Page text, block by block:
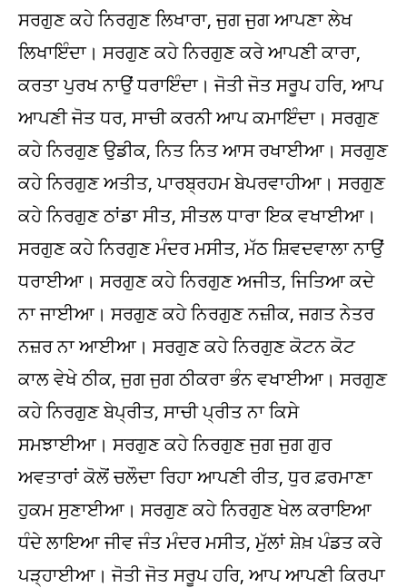
ਸਰਗੁਣ ਕਹੇ ਨਿਰਗੁਣ ਲਿਖਾਰਾ, ਜੁਗ ਜੁਗ ਆਪਣਾ ਲੇਖ
ਲਿਖਾਇੰਦਾ। ਸਰਗੁਣ ਕਹੇ ਨਿਰਗੁਣ ਕਰੇ ਆਪਣੀ ਕਾਰਾ,
ਕਰਤਾ ਪੁਰਖ ਨਾਉਂ ਧਰਾਇੰਦਾ। ਜੋਤੀ ਜੋਤ ਸਰੂਪ ਹਰਿ, ਆਪ
ਆਪਣੀ ਜੋਤ ਧਰ, ਸਾਚੀ ਕਰਨੀ ਆਪ ਕਮਾਇੰਦਾ। ਸਰਗੁਣ
ਕਹੇ ਨਿਰਗੁਣ ਉਡੀਕ, ਨਿਤ ਨਿਤ ਆਸ ਰਖਾਈਆ। ਸਰਗੁਣ
ਕਹੇ ਨਿਰਗੁਣ ਅਤੀਤ, ਪਾਰਬ੍ਰਹਮ ਬੇਪਰਵਾਹੀਆ। ਸਰਗੁਣ
ਕਹੇ ਨਿਰਗੁਣ ਠਾਂਡਾ ਸੀਤ, ਸੀਤਲ ਧਾਰਾ ਇਕ ਵਖਾਈਆ।
ਸਰਗੁਣ ਕਹੇ ਨਿਰਗੁਣ ਮੰਦਰ ਮਸੀਤ, ਮੱਠ ਸ਼ਿਵਦਵਾਲਾ ਨਾਉਂ
ਧਰਾਈਆ। ਸਰਗੁਣ ਕਹੇ ਨਿਰਗੁਣ ਅਜੀਤ, ਜਿਤਿਆ ਕਦੇ
ਨਾ ਜਾਈਆ। ਸਰਗੁਣ ਕਹੇ ਨਿਰਗੁਣ ਨਜ਼ੀਕ, ਜਗਤ ਨੇਤਰ
ਨਜ਼ਰ ਨਾ ਆਈਆ। ਸਰਗੁਣ ਕਹੇ ਨਿਰਗੁਣ ਕੋਟਨ ਕੋਟ
ਕਾਲ ਵੇਖੇ ਠੀਕ, ਜੁਗ ਜੁਗ ਠੀਕਰਾ ਭੰਨ ਵਖਾਈਆ। ਸਰਗੁਣ
ਕਹੇ ਨਿਰਗੁਣ ਬੇਪ੍ਰੀਤ, ਸਾਚੀ ਪ੍ਰੀਤ ਨਾ ਕਿਸੇ
ਸਮਝਾਈਆ। ਸਰਗੁਣ ਕਹੇ ਨਿਰਗੁਣ ਜੁਗ ਜੁਗ ਗੁਰ
ਅਵਤਾਰਾਂ ਕੋਲੋਂ ਚਲੌਦਾ ਰਿਹਾ ਆਪਣੀ ਰੀਤ, ਧੁਰ ਫ਼ਰਮਾਣਾ
ਹੁਕਮ ਸੁਣਾਈਆ। ਸਰਗੁਣ ਕਹੇ ਨਿਰਗੁਣ ਖੇਲ ਕਰਾਇਆ
ਧੰਦੇ ਲਾਇਆ ਜੀਵ ਜੰਤ ਮੰਦਰ ਮਸੀਤ, ਮੁੱਲਾਂ ਸ਼ੇਖ਼ ਪੰਡਤ ਕਰੇ
ਪੜ੍ਹਾਈਆ। ਜੋਤੀ ਜੋਤ ਸਰੂਪ ਹਰਿ, ਆਪ ਆਪਣੀ ਕਿਰਪਾ